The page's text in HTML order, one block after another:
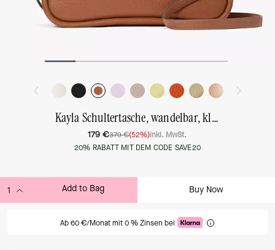
Kayla Schultertasche, wandelbar, klein
179 €379 €(52%)inkl. MwSt.
20% RABATT MIT DEM CODE SAVE20
Add to Bag Buy Now
Ab 60 €/Monat mit 0 % Zinsen bei